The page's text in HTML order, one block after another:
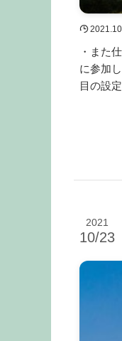
・また
に参加
目の設
2021
10/23